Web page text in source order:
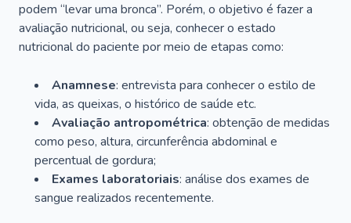
podem “levar uma bronca”. Porém, o objetivo é fazer a
avaliação nutricional, ou seja, conhecer o estado
nutricional do paciente por meio de etapas como:
Anamnese: entrevista para conhecer o estilo de
vida, as queixas, o histórico de saúde etc.
Avaliação antropométrica: obtenção de medidas
como peso, altura, circunferência abdominal e
percentual de gordura;
Exames laboratoriais: análise dos exames de
sangue realizados recentemente.